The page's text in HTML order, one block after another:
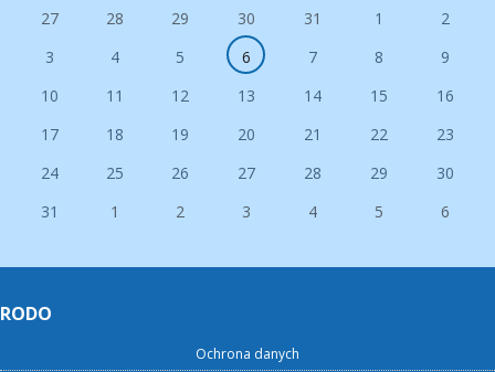
27 28 29 30 31 1
2
3
4 5 6 7 8
9
10
11 12 13 14 15
16
17
18 19 20 21 22
23
24
25 26 27 28 29
30
31
1 2 3 4 5 6
RODO
Ochrona danych